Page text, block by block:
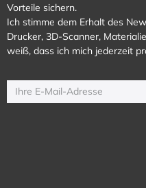
Vorteile sichern.
Ich stimme dem Erhalt des
Drucker, 3D-Scanner,
weiß, dass ich mich jederzeit